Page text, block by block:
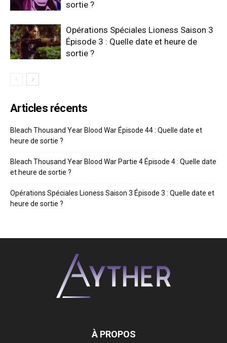
sortie ?
Opérations Spéciales Lioness Saison 3
Épisode 3 : Quelle date et heure de
sortie ?
Articles récents
Bleach Thousand Year Blood War Épisode 44 : Quelle date et
heure de sortie ?
Bleach Thousand Year Blood War Partie 4 Épisode 4 : Quelle date
et heure de sortie ?
Opérations Spéciales Lioness Saison 3 Épisode 3 : Quelle date et
heure de sortie ?
À PROPOS